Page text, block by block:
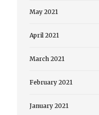
May 2021
April 2021
March 2021
February 2021
January 2021